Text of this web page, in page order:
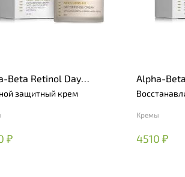
Beta Retinol Day
Cream
защитный крем
₽
Alpha-
Cream
Кремы
4510 ₽